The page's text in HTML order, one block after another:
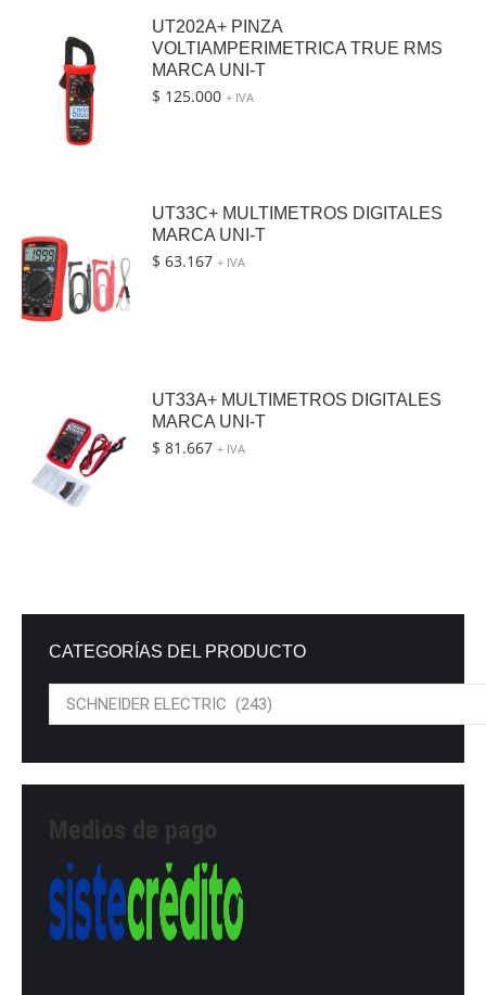
UT202A+ PINZA
VOLTIAMPERIMETRICA TRUE RMS
MARCA UNI-T
$ 125.000 + IVA
UT33C+ MULTIMETROS DIGITALES
MARCA UNI-T
$ 63.167 + IVA
UT33A+ MULTIMETROS DIGITALES
MARCA UNI-T
$ 81.667 + IVA
CATEGORÍAS DEL PRODUCTO
Medios de pago